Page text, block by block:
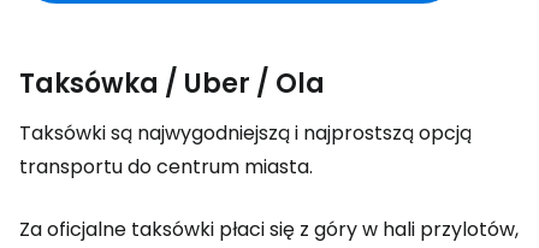
Taksówka / Uber / Ola
Taksówki są najwygodniejszą i najprostszą opcją
transportu do centrum miasta.
Za oficjalne taksówki płaci się z góry w hali przylotów,